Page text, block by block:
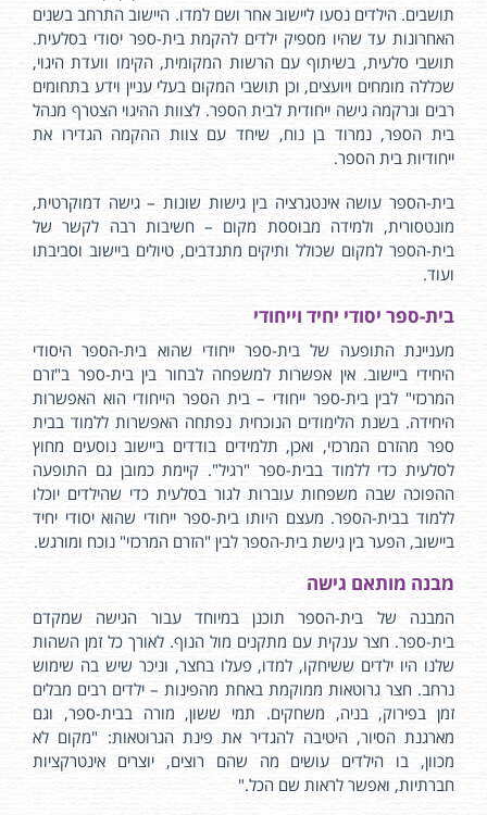
תושבים. הילדים נסעו ליישוב אחר ושם למדו. היישוב התרחב בשנים
האחרונות עד שהיו מספיק ילדים להקמת בית-ספר יסודי בסלעית.
תושבי סלעית, בשיתוף עם הרשות המקומית, הקימו וועדת היגוי,
שכללה מומחים ויועצים, וכן תושבי המקום בעלי עניין וידע בתחומים
רבים ונרקמה גישה ייחודית לבית הספר. לצוות ההיגוי הצטרף מנהל
בית הספר, נמרוד בן נוח, שיחד עם צוות ההקמה הגדירו את
ייחודיות בית הספר.
בית-הספר עושה אינטגרציה בין גישות שונות – גישה דמוקרטית,
מונטסורית, ולמידה מבוססת מקום – חשיבות רבה לקשר של
בית-הספר למקום שכולל ותיקים מתנדבים, טיולים ביישוב וסביבתו
ועוד.
בית-ספר יסודי יחיד וייחודי
מעניינת התופעה של בית-ספר ייחודי שהוא בית-הספר היסודי
היחידי ביישוב. אין אפשרות למשפחה לבחור בין בית-ספר ב"זרם
המרכזי" לבין בית-ספר ייחודי – בית הספר הייחודי הוא האפשרות
היחידה. בשנת הלימודים הנוכחית נפתחה האפשרות ללמוד בבית
ספר מהזרם המרכזי, ואכן, תלמידים בודדים ביישוב נוסעים מחוץ
לסלעית כדי ללמוד בבית-ספר "רגיל". קיימת כמובן גם התופעה
ההפוכה שבה משפחות עוברות לגור בסלעית כדי שהילדים יוכלו
ללמוד בבית-הספר. מעצם היותו בית-ספר ייחודי שהוא יסודי יחיד
ביישוב, הפער בין גישת בית-הספר לבין "הזרם המרכזי" נוכח ומורגש.
מבנה מותאם גישה
המבנה של בית-הספר תוכנן במיוחד עבור הגישה שמקדם
בית-ספר. חצר ענקית עם מתקנים מול הנוף. לאורך כל זמן השהות
שלנו היו ילדים ששיחקו, למדו, פעלו בחצר, וניכר שיש בה שימוש
נרחב. חצר גרוטאות ממוקמת באחת מהפינות – ילדים רבים מבלים
זמן בפירוק, בניה, משחקים. תמי ששון, מורה בבית-ספר, וגם
מארגנת הסיור, היטיבה להגדיר את פינת הגרוטאות: "מקום לא
מכוון, בו הילדים עושים מה שהם רוצים, יוצרים אינטרקציות
חברתיות, ואפשר לראות שם הכל."